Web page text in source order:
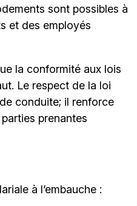
sont possibles à
et des employés
la conformité aux lois
Le respect de la loi
conduite; il renforce
prenantes
à l’embauche :